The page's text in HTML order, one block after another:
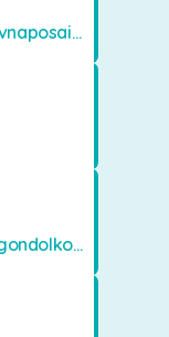
Júliusi születés- és névnaposaink
Akasztófa – közösen gondolkodva